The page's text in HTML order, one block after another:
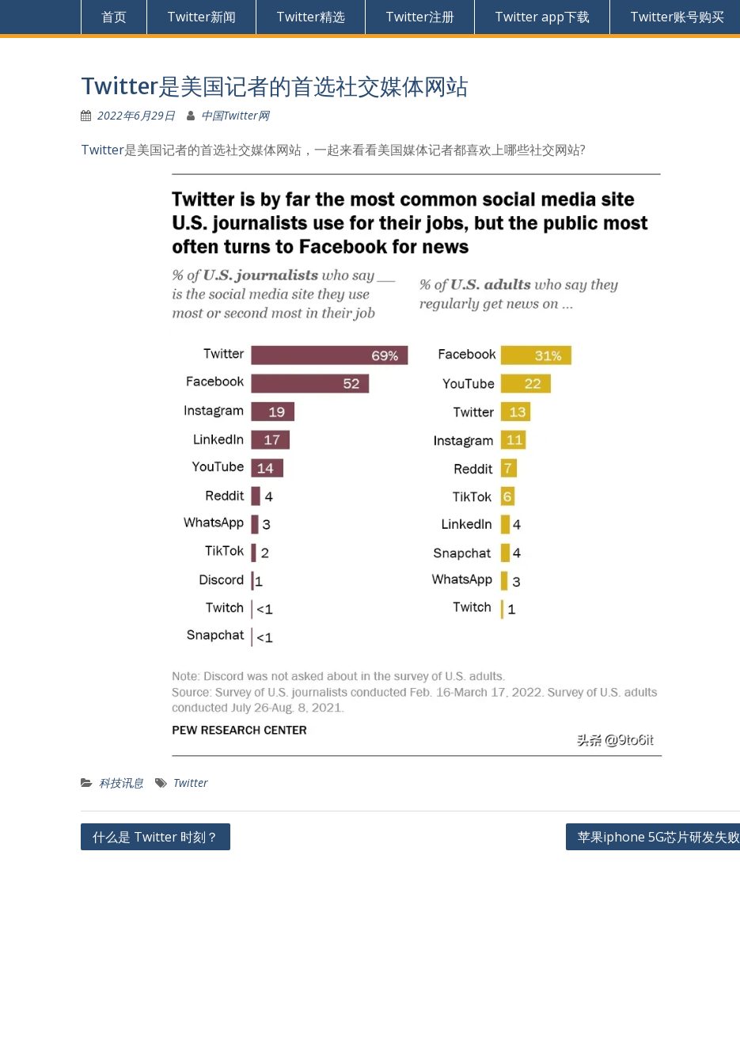
首页 Twitter新闻 Twitter精选 Twitter注册 Twitter app下载 Twitter账号购买
Twitter是美国记者的首选社交媒体网站
2022年6月29日 中国Twitter网
Twitter是美国记者的首选社交媒体网站，一起来看看美国媒体记者都喜欢上哪些社交网站?
科技讯息 Twitter
文什么是 Twitter 时刻？ 苹果iphone 5G芯片研发失败